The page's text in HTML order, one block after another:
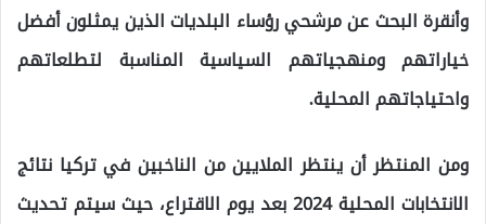
وأنقرة البحث عن مرشحي رؤساء البلديات الذين يمثلون أفضل
خياراتهم ومنهجياتهم السياسية المناسبة لتطلعاتهم
واحتياجاتهم المحلية.
ومن المنتظر أن ينتظر الملايين من الناخبين في تركيا نتائج
الانتخابات المحلية 2024 بعد يوم الاقتراع، حيث سيتم تحديث